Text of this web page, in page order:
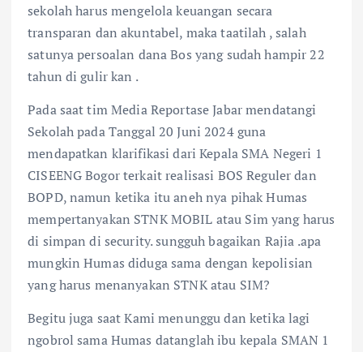
sekolah harus mengelola keuangan secara
transparan dan akuntabel, maka taatilah , salah
satunya persoalan dana Bos yang sudah hampir 22
tahun di gulir kan .
Pada saat tim Media Reportase Jabar mendatangi
Sekolah pada Tanggal 20 Juni 2024 guna
mendapatkan klarifikasi dari Kepala SMA Negeri 1
CISEENG Bogor terkait realisasi BOS Reguler dan
BOPD, namun ketika itu aneh nya pihak Humas
mempertanyakan STNK MOBIL atau Sim yang harus
di simpan di security. sungguh bagaikan Rajia .apa
mungkin Humas diduga sama dengan kepolisian
yang harus menanyakan STNK atau SIM?
Begitu juga saat Kami menunggu dan ketika lagi
ngobrol sama Humas datanglah ibu kepala SMAN 1